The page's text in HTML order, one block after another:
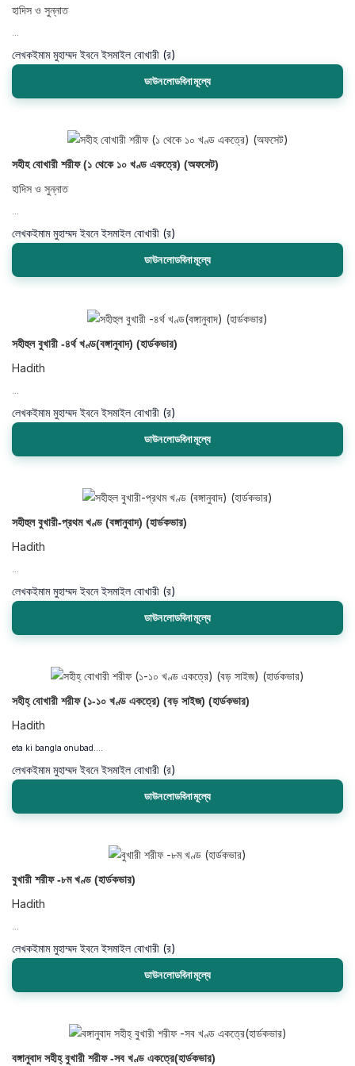
হাদিস ও সুন্নাত
লেখকইমাম মুহাম্মদ ইবনে ইসমাইল বোখারী (র)
ডাউনলোডবিনামূল্যে
সহীহ বোখারী শরীফ (১ থেকে ১০ খণ্ড একত্রে) (অফসেট)
হাদিস ও সুন্নাত
লেখকইমাম মুহাম্মদ ইবনে ইসমাইল বোখারী (র)
ডাউনলোডবিনামূল্যে
সহীহুল বুখারী -৪র্থ খণ্ড(বঙ্গানুবাদ) (হার্ডকভার)
Hadith
লেখকইমাম মুহাম্মদ ইবনে ইসমাইল বোখারী (র)
ডাউনলোডবিনামূল্যে
সহীহুল বুখারী-প্রথম খণ্ড (বঙ্গানুবাদ) (হার্ডকভার)
Hadith
লেখকইমাম মুহাম্মদ ইবনে ইসমাইল বোখারী (র)
ডাউনলোডবিনামূল্যে
সহীহ্ বোখারী শরীফ (১-১০ খণ্ড একত্রে) (বড় সাইজ) (হার্ডকভার)
Hadith
eta ki bangla onubad....
লেখকইমাম মুহাম্মদ ইবনে ইসমাইল বোখারী (র)
ডাউনলোডবিনামূল্যে
বুখারী শরীফ -৮ম খণ্ড (হার্ডকভার)
Hadith
লেখকইমাম মুহাম্মদ ইবনে ইসমাইল বোখারী (র)
ডাউনলোডবিনামূল্যে
বঙ্গানুবাদ সহীহ্ বুখারী শরীফ -সব খণ্ড একত্রে(হার্ডকভার)